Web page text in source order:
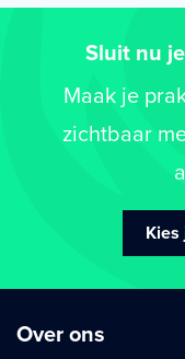
Sluit nu
Maak je
zichtbaar
Over ons